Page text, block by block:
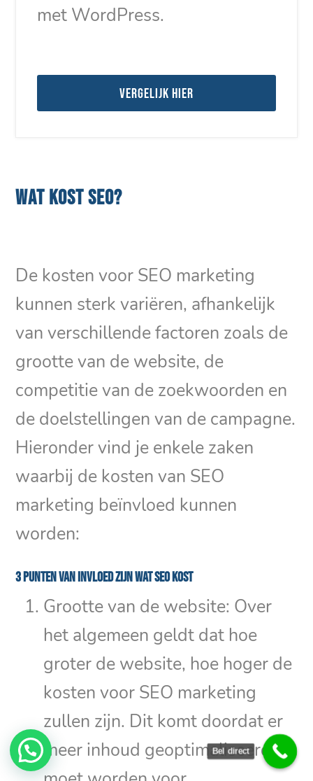
met WordPress.
Vergelijk hier
WAT KOST SEO?
De kosten voor SEO marketing
kunnen sterk variëren, afhankelijk
van verschillende factoren zoals de
grootte van de website, de
competitie van de zoekwoorden en
de doelstellingen van de campagne.
Hieronder vind je enkele zaken
waarbij de kosten van SEO
marketing beïnvloed kunnen
worden:
3 punten van invloed zijn wat SEO kost
Grootte van de website: Over
het algemeen geldt dat hoe
groter de website, hoe hoger de
kosten voor SEO marketing
zullen zijn. Dit komt doordat er
meer inhoud geoptimaliseerd
Bel direct